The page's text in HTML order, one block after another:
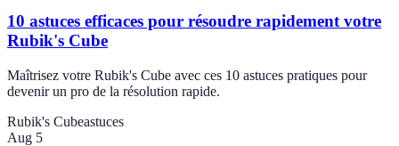
10 astuces efficaces pour résoudre rapidement votre
Rubik's Cube
Maîtrisez votre Rubik's Cube avec ces 10 astuces pratiques pour
devenir un pro de la résolution rapide.
Rubik's Cubeastuces
Aug 5